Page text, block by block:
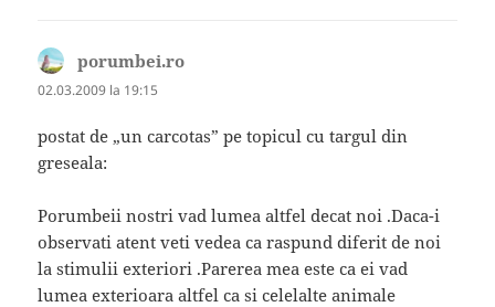
porumbei.ro
02.03.2009 la 19:15
postat de „un carcotas” pe topicul cu targul din
greseala:
Porumbeii nostri vad lumea altfel decat noi .Daca-i
observati atent veti vedea ca raspund diferit de noi
la stimulii exteriori .Parerea mea este ca ei vad
lumea exterioara altfel ca si celelalte animale